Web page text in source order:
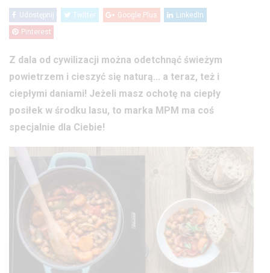
Udostępnij Twitter Google Plus LinkedIn
Pinterest
Z dala od cywilizacji można odetchnąć świeżym
powietrzem i cieszyć się naturą... a teraz, też i
ciepłymi daniami! Jeżeli masz ochotę na ciepły
posiłek w środku lasu, to marka MPM ma coś
specjalnie dla Ciebie!